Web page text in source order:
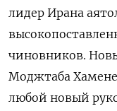
лидер Ирана
чиновников.
Моджтаба
любой новый